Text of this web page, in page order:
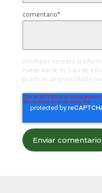
comentario*
Incomelec necesita la
Puede darse de baja de
prácticas de privacidad y